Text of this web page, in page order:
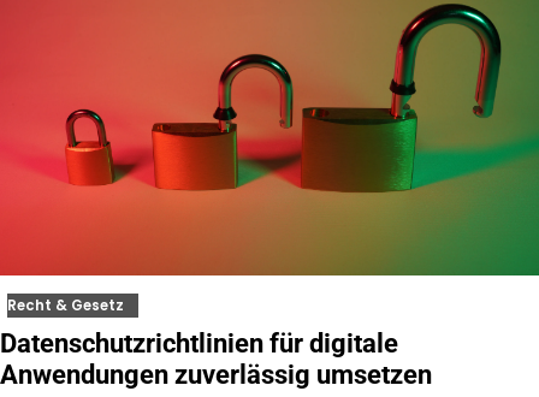
Recht & Gesetz
Datenschutzrichtlinien für digitale
Anwendungen zuverlässig umsetzen